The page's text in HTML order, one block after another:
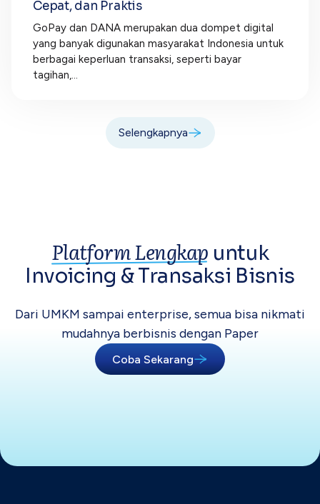
Cepat, dan Praktis
GoPay dan DANA merupakan dua dompet digital
yang banyak digunakan masyarakat Indonesia untuk
berbagai keperluan transaksi, seperti bayar
tagihan,...
Selengkapnya
Platform Lengkap untuk
Invoicing &Transaksi Bisnis
Dari UMKM sampai enterprise, semua bisa nikmati
mudahnya berbisnis dengan Paper
Coba Sekarang